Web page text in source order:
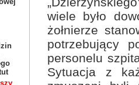
wiele było
żołnierze
potrzebujący
personelu
Sytuacja z